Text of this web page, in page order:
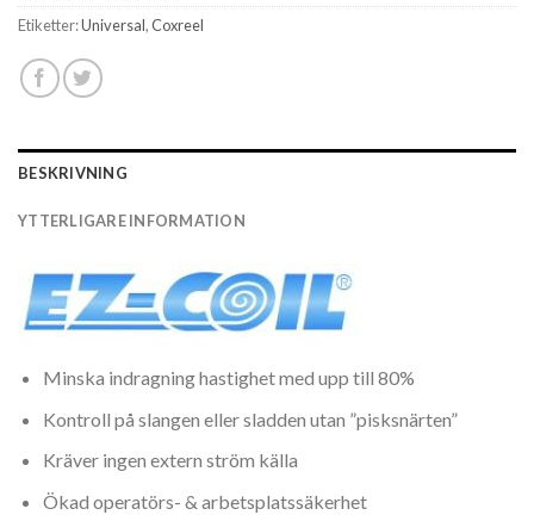
Etiketter:Universal,Coxreel
BESKRIVNING
YTTERLIGARE INFORMATION
Minska indragning hastighet med upp till 80%
Kontroll på slangen eller sladden utan ”pisksnärten”
Kräver ingen extern ström källa
Ökad operatörs- & arbetsplatssäkerhet